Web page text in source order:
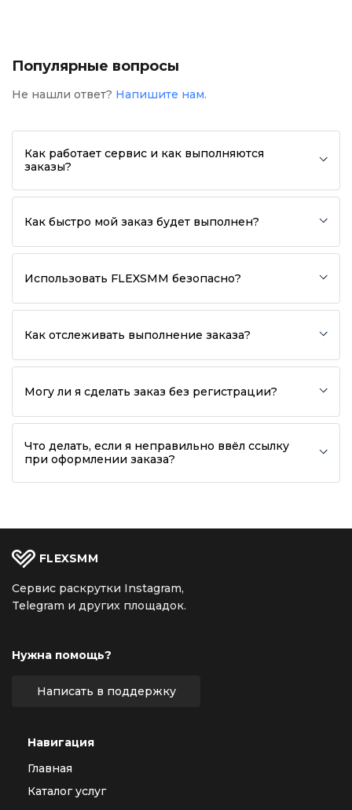
Популярные вопросы
Не нашли ответ? Напишите нам.
Как работает сервис и как выполняются
заказы?
Как быстро мой заказ будет выполнен?
Использовать FLEXSMM безопасно?
Как отслеживать выполнение заказа?
Могу ли я сделать заказ без регистрации?
Что делать, если я неправильно ввёл ссылку
при оформлении заказа?
FLEXSMM
Сервис раскрутки Instagram,
Telegram и других площадок.
Нужна помощь?
Написать в поддержку
Навигация
Главная
Каталог услуг